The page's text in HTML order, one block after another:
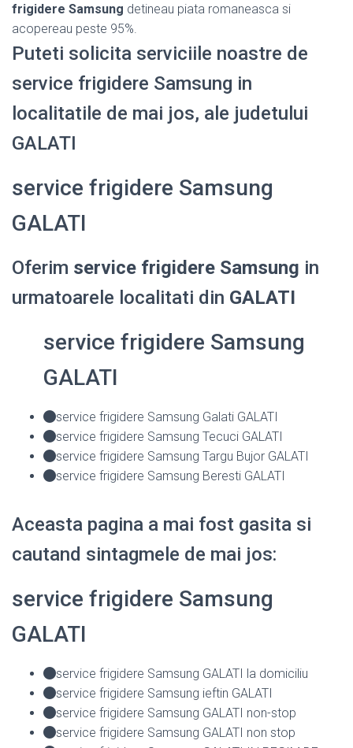
frigidere Samsung detineau piata romaneasca si
acopereau peste 95%.
Puteti solicita serviciile noastre de
service frigidere Samsung in
localitatile de mai jos, ale judetului
GALATI
service frigidere Samsung
GALATI
Oferim service frigidere Samsung in
urmatoarele localitati din GALATI
service frigidere Samsung
GALATI
service frigidere Samsung Galati GALATI
service frigidere Samsung Tecuci GALATI
service frigidere Samsung Targu Bujor GALATI
service frigidere Samsung Beresti GALATI
Aceasta pagina a mai fost gasita si
cautand sintagmele de mai jos:
service frigidere Samsung
GALATI
service frigidere Samsung GALATI la domiciliu
service frigidere Samsung ieftin GALATI
service frigidere Samsung GALATI non-stop
service frigidere Samsung GALATI non stop